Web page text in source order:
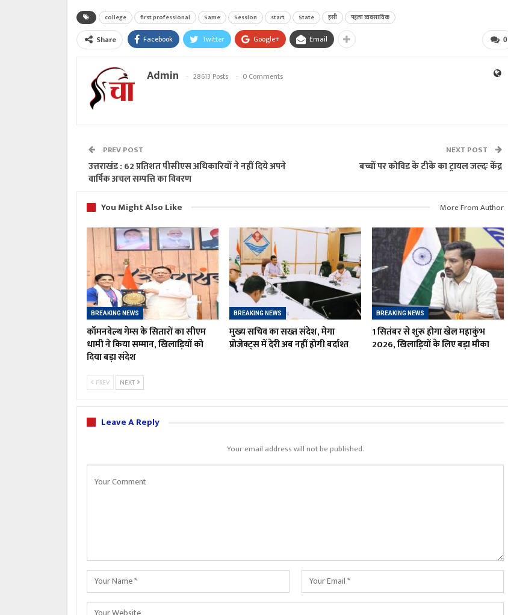
college first professional Same Session start State इसी पहला व्यवसायिक
0
Share Facebook Twitter Google+ Email
Admin 28613 Posts 0 Comments
PREV POST
उत्तराखंड : 62 प्रतिशत पीसीएस अधिकारियों ने नहीं दिये अपने
वार्षिक अचल सम्पत्ति का विवरण
NEXT POST
बच्चों पर कोविड के टीके का ट्रायल जल्दः केंद्र
You Might Also Like More From Author
BREAKING NEWS
कॉमनवेल्थ गेम्स के सितारों का सीएम
धामी ने किया सम्मान, खिलाड़ियों को
दिया बड़ा संदेश
BREAKING NEWS
मुख्य सचिव का सख्त संदेश, मेगा
प्रोजेक्ट्स में देरी अब नहीं होगी बर्दाश्त
BREAKING NEWS
1 सितंबर से शुरू होगा खेल महाकुंभ
2026, खिलाड़ियों के लिए बड़ा मौका
PREV NEXT
Leave A Reply
Your email address will not be published.